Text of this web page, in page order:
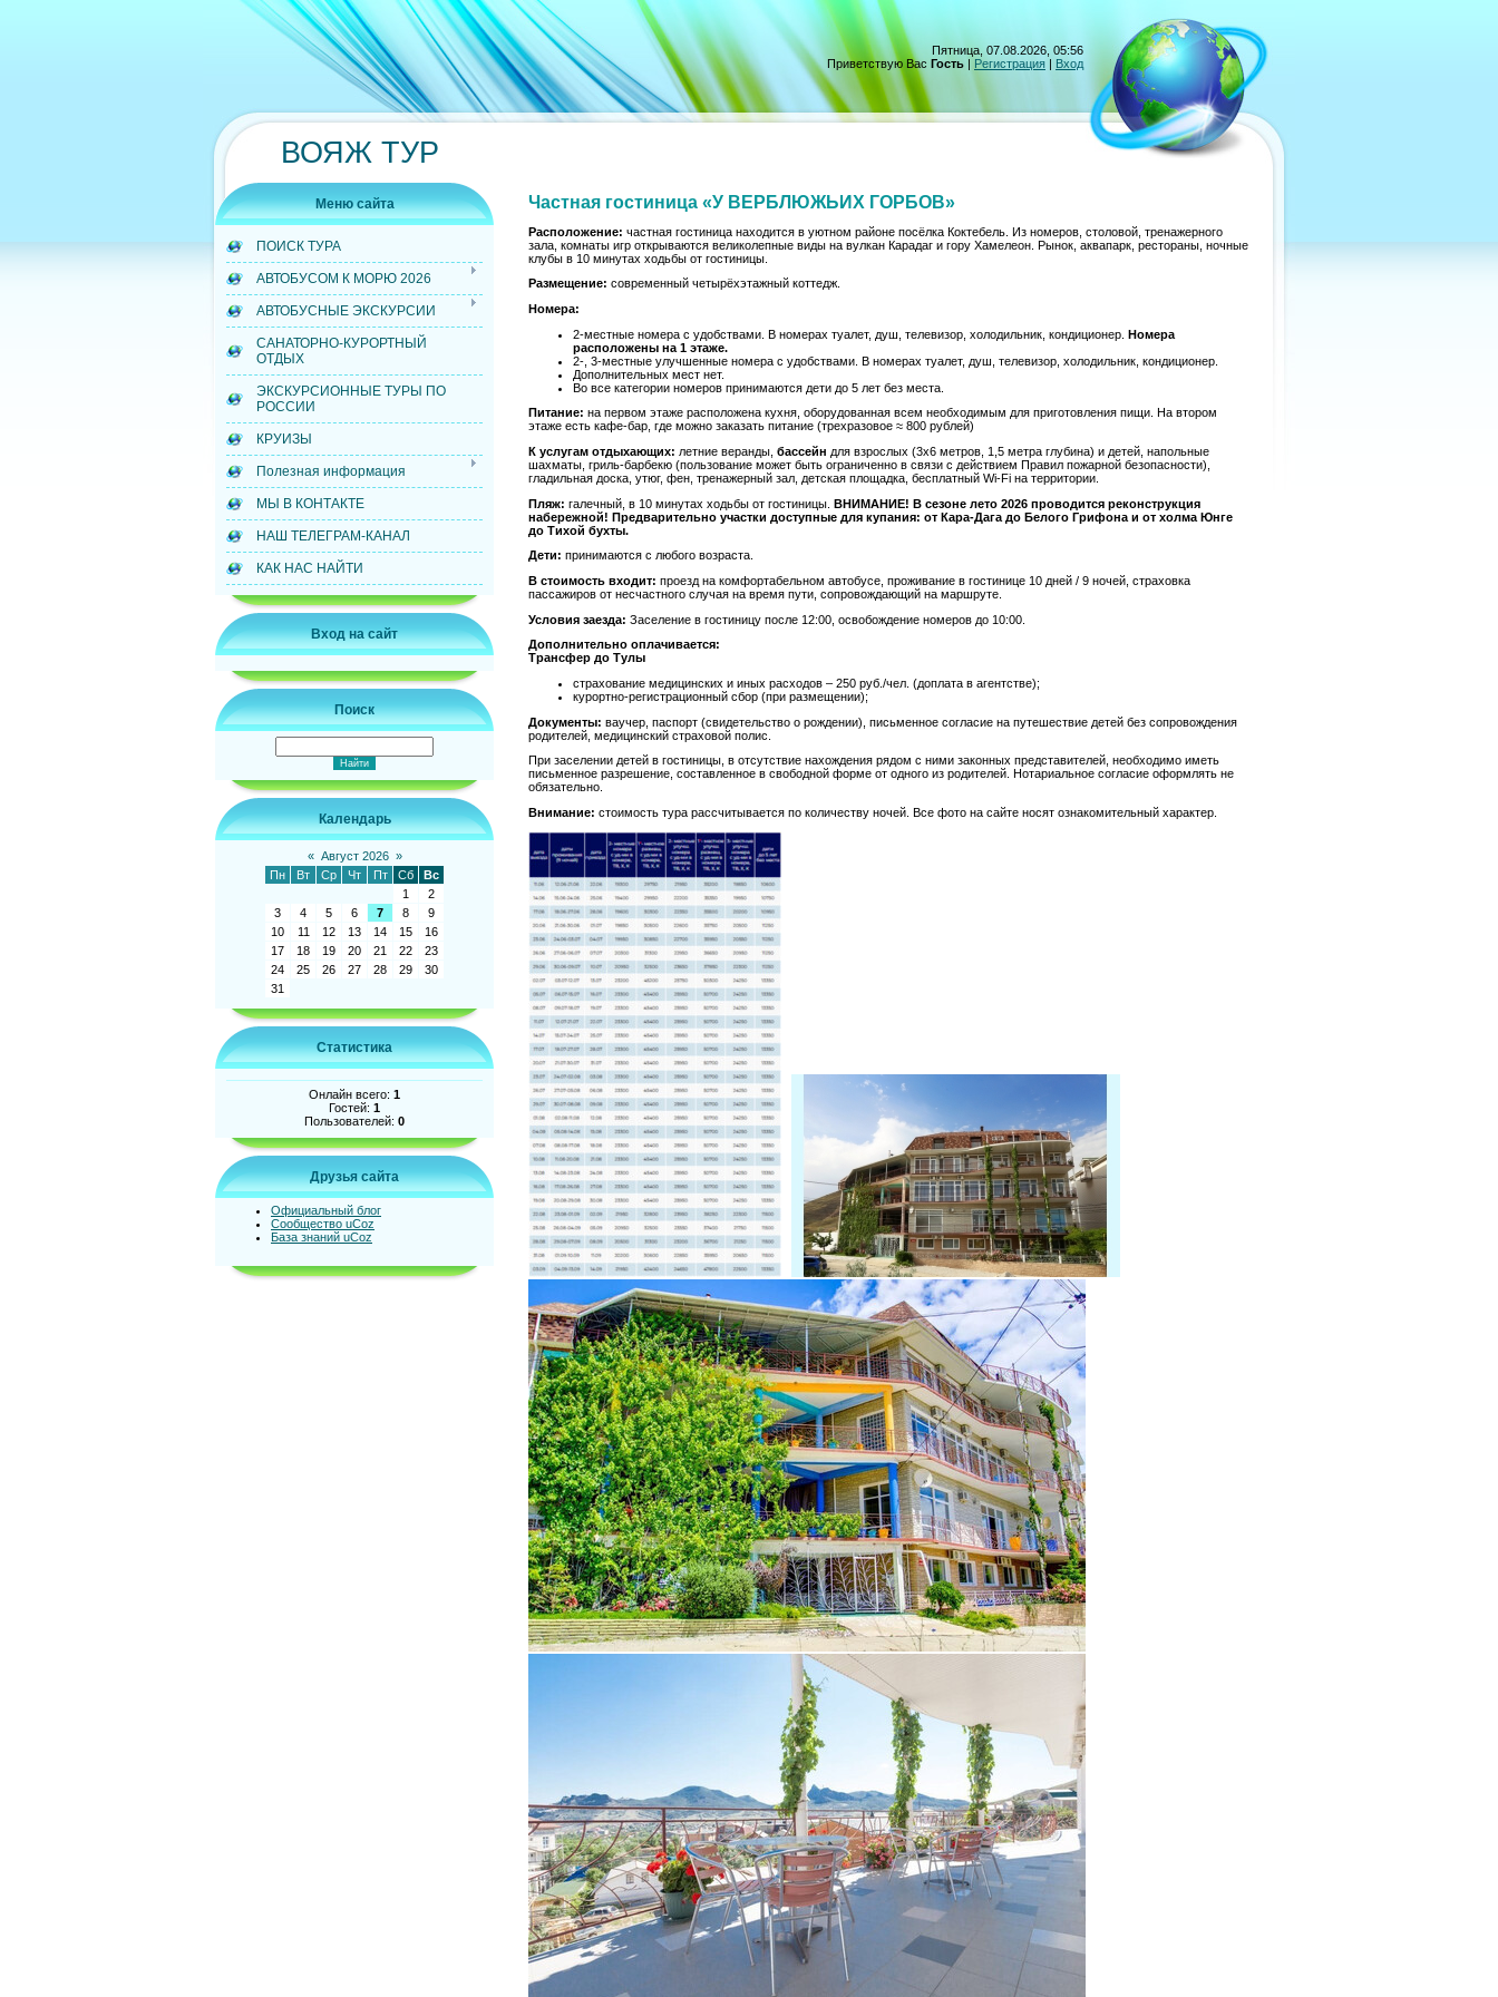
Пятница, 07.08.2026, 05:56
Приветствую Вас Гость | Регистрация | Вход
ВОЯЖ ТУР
Меню сайта
ПОИСК ТУРА
АВТОБУСОМ К МОРЮ 2026
АВТОБУСНЫЕ ЭКСКУРСИИ
САНАТОРНО-КУРОРТНЫЙ
ОТДЫХ
ЭКСКУРСИОННЫЕ ТУРЫ ПО
РОССИИ
КРУИЗЫ
Полезная информация
МЫ В КОНТАКТЕ
НАШ ТЕЛЕГРАМ-КАНАЛ
КАК НАС НАЙТИ
Вход на сайт
Поиск
Календарь
« Август 2026 »
Пн
Вт Ср Чт Пт Сб
Вс
1
2
3
4 5 6 7 8
9
10
11 12 13 14 15
16
17
18 19 20 21 22
23
24
25 26 27 28 29
30
31
Статистика
Онлайн всего: 1
Гостей: 1
Пользователей: 0
Друзья сайта
Официальный блог
Сообщество uCoz
База знаний uCoz
Частная гостиница «У ВЕРБЛЮЖЬИХ ГОРБОВ»
Расположение: частная гостиница находится в уютном районе посёлка Коктебель. Из номеров, столовой, тренажерного
зала, комнаты игр открываются великолепные виды на вулкан Карадаг и гору Хамелеон. Рынок, аквапарк, рестораны, ночные
клубы в 10 минутах ходьбы от гостиницы.
Размещение: современный четырёхэтажный коттедж.
Номера:
2-местные номера c удобствами. В номерах туалет, душ, телевизор, холодильник, кондиционер. Номера
расположены на 1 этаже.
2-, 3-местные улучшенные номера с удобствами. В номерах туалет, душ, телевизор, холодильник, кондиционер.
Дополнительных мест нет.
Во все категории номеров принимаются дети до 5 лет без места.
Питание: на первом этаже расположена кухня, оборудованная всем необходимым для приготовления пищи. На втором
этаже есть кафе-бар, где можно заказать питание (трехразовое ≈ 800 рублей)
К услугам отдыхающих: летние веранды, бассейн для взрослых (3х6 метров, 1,5 метра глубина) и детей, напольные
шахматы, гриль-барбекю (пользование может быть ограниченно в связи с действием Правил пожарной безопасности),
гладильная доска, утюг, фен, тренажерный зал, детская площадка, бесплатный Wi-Fi на территории.
Пляж: галечный, в 10 минутах ходьбы от гостиницы. ВНИМАНИЕ! В сезоне лето 2026 проводится реконструкция
набережной! Предварительно участки доступные для купания: от Кара-Дага до Белого Грифона и от холма Юнге
до Тихой бухты.
Дети: принимаются с любого возраста.
В стоимость входит: проезд на комфортабельном автобусе, проживание в гостинице 10 дней / 9 ночей, страховка
пассажиров от несчастного случая на время пути, сопровождающий на маршруте.
Условия заезда: Заселение в гостиницу после 12:00, освобождение номеров до 10:00.
Дополнительно оплачивается:
Трансфер до Тулы
страхование медицинских и иных расходов – 250 руб./чел. (доплата в агентстве);
курортно-регистрационный сбор (при размещении);
Документы: ваучер, паспорт (свидетельство о рождении), письменное согласие на путешествие детей без сопровождения
родителей, медицинский страховой полис.
При заселении детей в гостиницы, в отсутствие нахождения рядом с ними законных представителей, необходимо иметь
письменное разрешение, составленное в свободной форме от одного из родителей. Нотариальное согласие оформлять не
обязательно.
Внимание: стоимость тура рассчитывается по количеству ночей. Все фото на сайте носят ознакомительный характер.